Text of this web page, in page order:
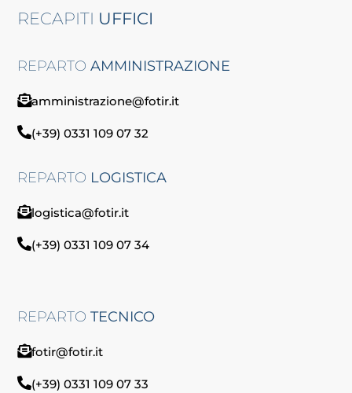
RECAPITI UFFICI
REPARTOAMMINISTRAZIONE
amministrazione@fotir.it
(+39) 0331 109 07 32
REPARTO LOGISTICA
logistica@fotir.it
(+39) 0331 109 07 34
REPARTOTECNICO
fotir@fotir.it
(+39) 0331 109 07 33